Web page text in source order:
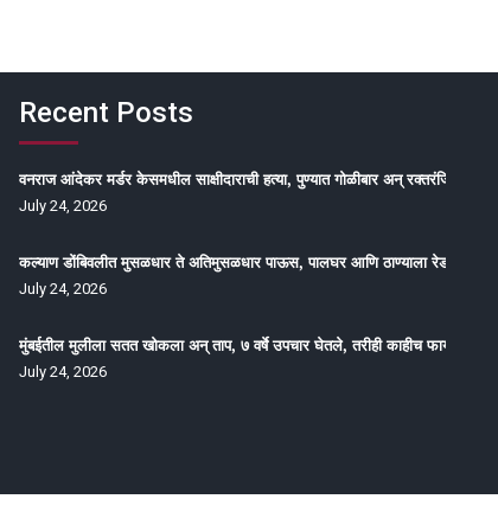
Recent Posts
वनराज आंदेकर मर्डर केसमधील साक्षीदाराची हत्या, पुण्यात गोळीबार अन् रक्तरंजित थरार
July 24, 2026
कल्याण डोंबिवलीत मुसळधार ते अतिमुसळधार पाऊस, पालघर आणि ठाण्याला रेड अलर्ट,
July 24, 2026
मुंबईतील मुलीला सतत खोकला अन् ताप, ७ वर्षे उपचार घेतले, तरीही काहीच फायदा
July 24, 2026